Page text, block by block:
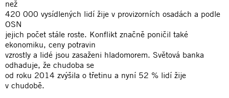
než
420 000 vysídlených lidí žije v provizorních osadách a podle
OSN
jejich počet stále roste. Konflikt značně poničil také
ekonomiku, ceny potravin
vzrostly a lidé jsou zasaženi hladomorem. Světová banka
odhaduje, že chudoba se
od roku 2014 zvýšila o třetinu a nyní 52 % lidí žije
v chudobě.